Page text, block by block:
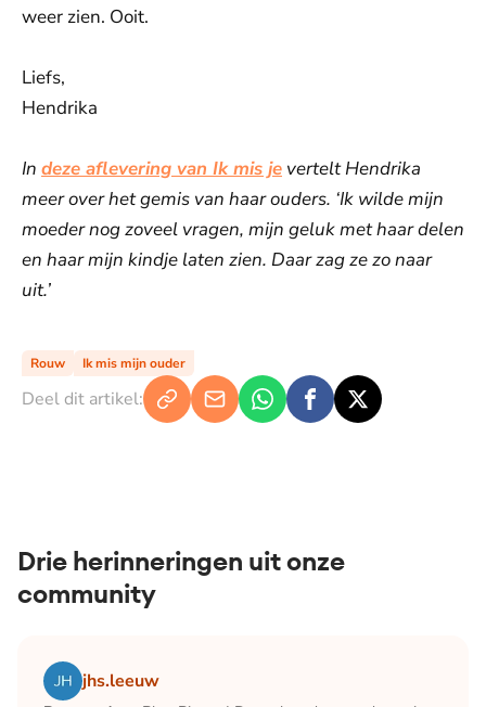
weer zien. Ooit.
Liefs,
Hendrika
In deze aflevering van Ik mis je vertelt Hendrika
meer over het gemis van haar ouders. ‘Ik wilde mijn
moeder nog zoveel vragen, mijn geluk met haar delen
en haar mijn kindje laten zien. Daar zag ze zo naar
uit.’
Rouw Ik mis mijn ouder
Deel dit artikel:
Drie herinneringen uit onze
community
jhs.leeuw
Lees het artikel Blog Bianca | December: de maand